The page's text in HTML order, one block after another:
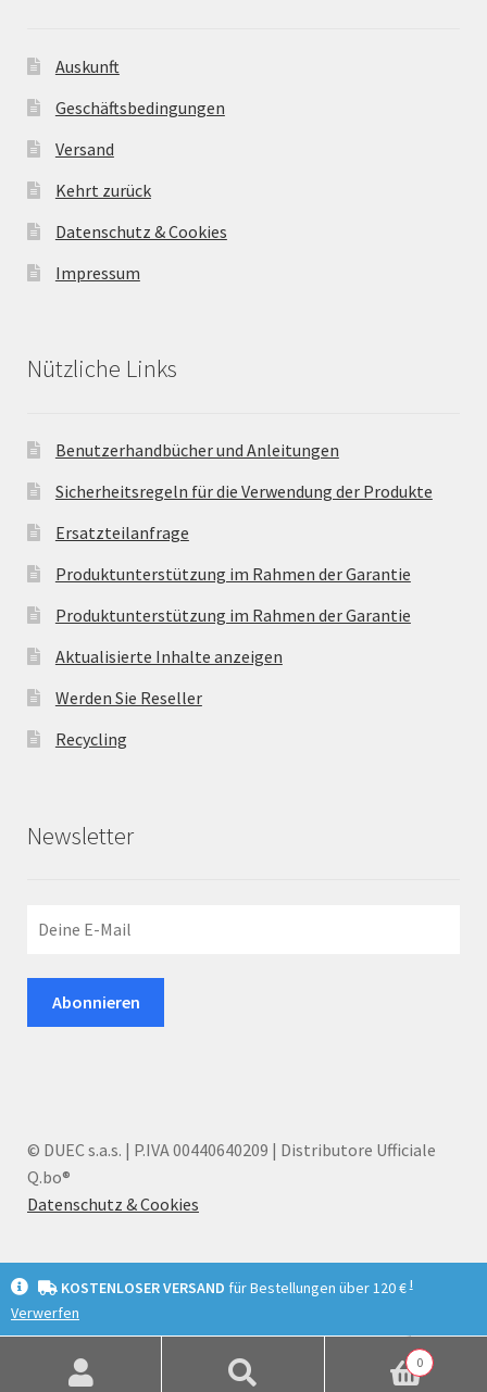
Auskunft
Geschäftsbedingungen
Versand
Kehrt zurück
Datenschutz & Cookies
Impressum
Nützliche Links
Benutzerhandbücher und Anleitungen
Sicherheitsregeln für die Verwendung der Produkte
Ersatzteilanfrage
Produktunterstützung im Rahmen der Garantie
Produktunterstützung im Rahmen der Garantie
Aktualisierte Inhalte anzeigen
Werden Sie Reseller
Recycling
Newsletter
© DUEC s.a.s. | P.IVA 00440640209 | Distributore Ufficiale
Q.bo®
Datenschutz & Cookies
0
KOSTENLOSER VERSAND für Bestellungen über 120 €I
Verwerfen
Deutsch